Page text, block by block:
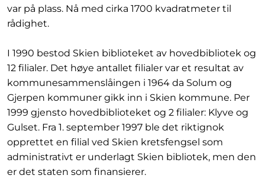
var på plass. Nå med cirka 1700 kvadratmeter til
rådighet.
I 1990 bestod Skien biblioteket av hovedbibliotek og
12 filialer. Det høye antallet filialer var et resultat av
kommunesammenslåingen i 1964 da Solum og
Gjerpen kommuner gikk inn i Skien kommune. Per
1999 gjensto hovedbiblioteket og 2 filialer: Klyve og
Gulset. Fra 1. september 1997 ble det riktignok
opprettet en filial ved Skien kretsfengsel som
administrativt er underlagt Skien bibliotek, men den
er det staten som finansierer.